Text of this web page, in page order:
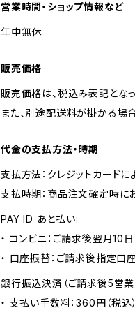
営業時間・ショップ情報など
年中無休
販売価格
販売価格は、税込み表記となっ
また、別途配送料が掛かる場
代金の支払方法・時期
支払方法：クレジットカード
支払時期：商品注文確定時に
PAY ID あと払い:
・ コンビニ：ご請求後翌月10
・ 口座振替：ご請求後指定口
銀行振込決済（ご請求後5営業
・ 支払い手数料：360円（税込）